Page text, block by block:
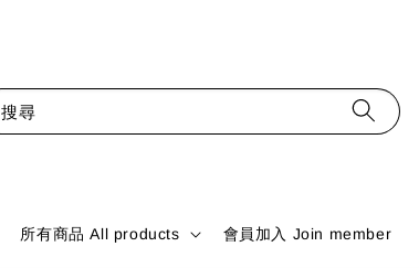
搜尋
所有商品 All products 會員加入 Join member